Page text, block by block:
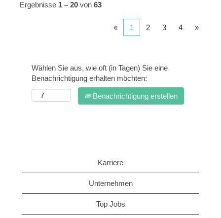
Ergebnisse 1 – 20 von 63
« 1 2 3 4 »
Wählen Sie aus, wie oft (in Tagen) Sie eine
Benachrichtigung erhalten möchten:
Benachrichtigung erstellen
Karriere
Unternehmen
Top Jobs